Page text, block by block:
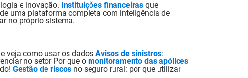
e inovação. Instituições financeiras que
uma plataforma completa com inteligência de
no próprio sistema.
veja como usar os dados Avisos de sinistros:
no setor Por que o monitoramento das apólices
Gestão de riscos no seguro rural: por que utilizar